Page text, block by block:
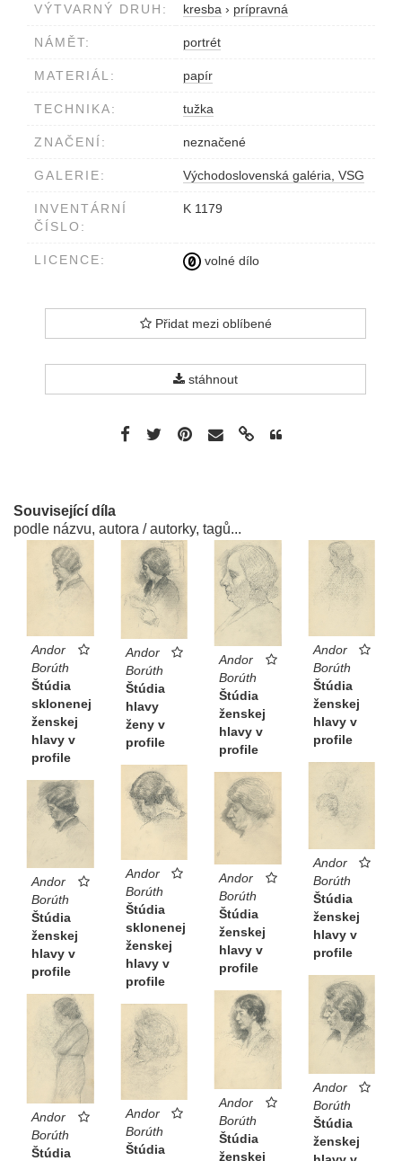
VÝTVARNÝ DRUH: kresba › prípravná
NÁMĚT: portrét
MATERIÁL: papír
TECHNIKA: tužka
ZNAČENÍ: neznačené
GALERIE: Východoslovenská galéria, VSG
INVENTÁRNÍ
ČÍSLO:
K 1179
LICENCE: volné dílo
Přidat mezi oblíbené
stáhnout
Související díla
podle názvu, autora / autorky, tagů...
Andor
Borúth
Štúdia
sklonenej
ženskej
hlavy v
profile
Andor
Borúth
Štúdia
hlavy
ženy v
profile
Andor
Borúth
Štúdia
ženskej
hlavy v
profile
Andor
Borúth
Štúdia
ženskej
hlavy v
profile
Andor
Borúth
Štúdia
ženskej
hlavy v
profile
Andor
Borúth
Štúdia
sklonenej
ženskej
hlavy v
profile
Andor
Borúth
Štúdia
ženskej
hlavy v
profile
Andor
Borúth
Štúdia
ženskej
hlavy v
profile
Andor
Borúth
Štúdia
ženskej
Andor
Borúth
Štúdia
ženskej
Andor
Borúth
Štúdia
Andor
Borúth
Štúdia